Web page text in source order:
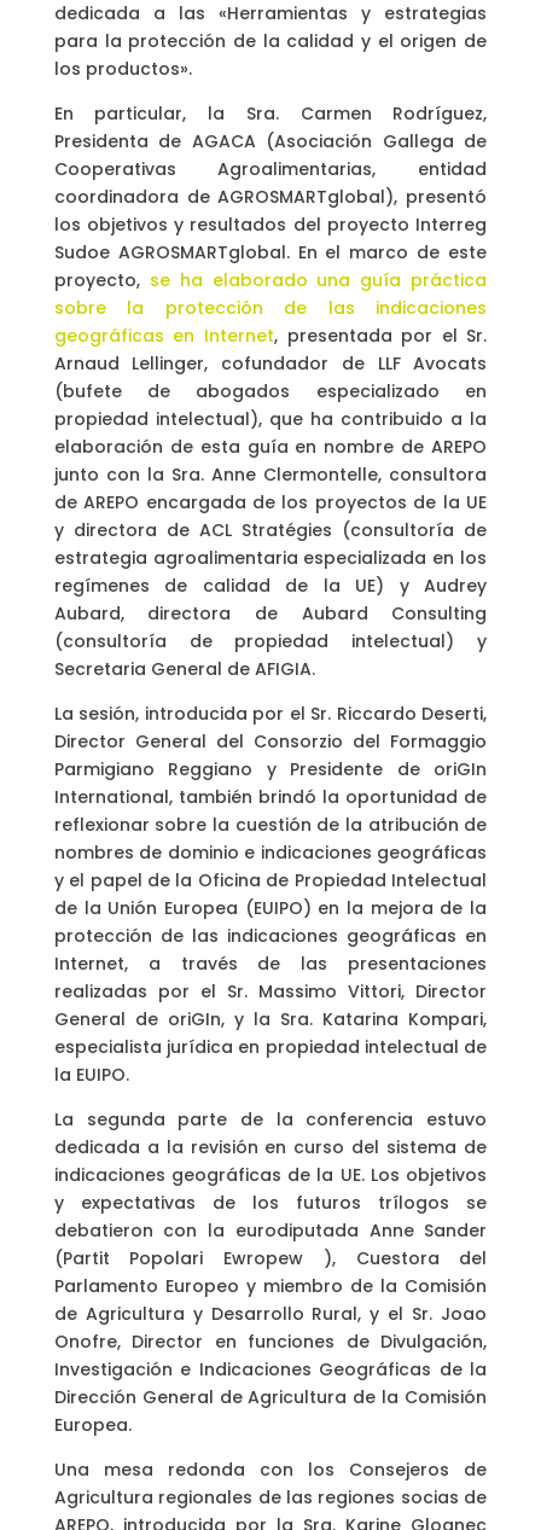
dedicada a las «Herramientas y estrategias
para la protección de la calidad y el origen de
los productos».
En particular, la Sra. Carmen Rodríguez,
Presidenta de AGACA (Asociación Gallega de
Cooperativas Agroalimentarias, entidad
coordinadora de AGROSMARTglobal), presentó
los objetivos y resultados del proyecto Interreg
Sudoe AGROSMARTglobal. En el marco de este
proyecto, se ha elaborado una guía práctica
sobre la protección de las indicaciones
geográficas en Internet, presentada por el Sr.
Arnaud Lellinger, cofundador de LLF Avocats
(bufete de abogados especializado en
propiedad intelectual), que ha contribuido a la
elaboración de esta guía en nombre de AREPO
junto con la Sra. Anne Clermontelle, consultora
de AREPO encargada de los proyectos de la UE
y directora de ACL Stratégies (consultoría de
estrategia agroalimentaria especializada en los
regímenes de calidad de la UE) y Audrey
Aubard, directora de Aubard Consulting
(consultoría de propiedad intelectual) y
Secretaria General de AFIGIA.
La sesión, introducida por el Sr. Riccardo Deserti,
Director General del Consorzio del Formaggio
Parmigiano Reggiano y Presidente de oriGIn
International, también brindó la oportunidad de
reflexionar sobre la cuestión de la atribución de
nombres de dominio e indicaciones geográficas
y el papel de la Oficina de Propiedad Intelectual
de la Unión Europea (EUIPO) en la mejora de la
protección de las indicaciones geográficas en
Internet, a través de las presentaciones
realizadas por el Sr. Massimo Vittori, Director
General de oriGIn, y la Sra. Katarina Kompari,
especialista jurídica en propiedad intelectual de
la EUIPO.
La segunda parte de la conferencia estuvo
dedicada a la revisión en curso del sistema de
indicaciones geográficas de la UE. Los objetivos
y expectativas de los futuros trílogos se
debatieron con la eurodiputada Anne Sander
(Partit Popolari Ewropew ), Cuestora del
Parlamento Europeo y miembro de la Comisión
de Agricultura y Desarrollo Rural, y el Sr. Joao
Onofre, Director en funciones de Divulgación,
Investigación e Indicaciones Geográficas de la
Dirección General de Agricultura de la Comisión
Europea.
Una mesa redonda con los Consejeros de
Agricultura regionales de las regiones socias de